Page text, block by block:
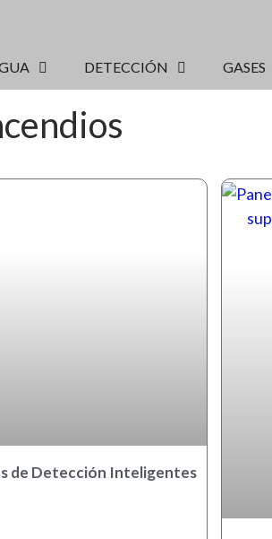
DETECCIÓN GASES
de Detección Inteligentes